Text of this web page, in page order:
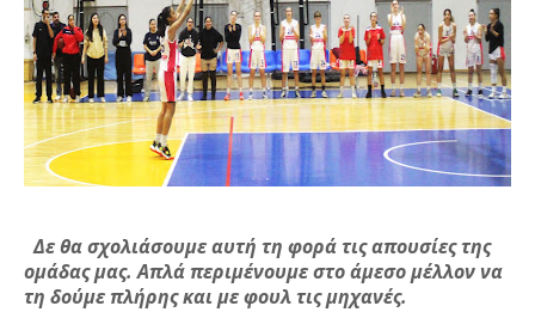
Δε θα σχολιάσουμε αυτή τη φορά τις απουσίες της
ομάδας μας. Απλά περιμένουμε στο άμεσο μέλλον να
τη δούμε πλήρης και με φουλ τις μηχανές.